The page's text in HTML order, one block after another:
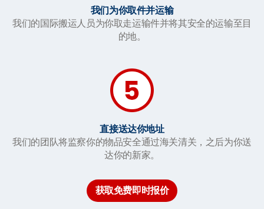
我们为你取件并运输
我们的国际搬运人员为你取走运输件并将其安全的运输至目
的地。
直接送达你地址
我们的团队将监察你的物品安全通过海关清关，之后为你送
达你的新家。
获取免费即时报价